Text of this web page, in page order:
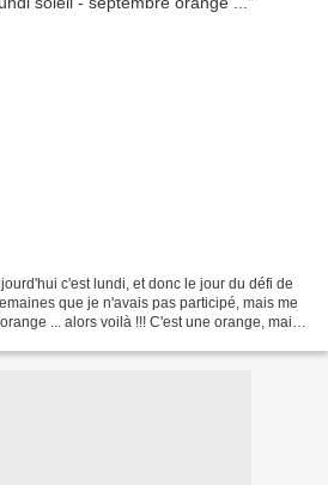
c'est lundi, et donc le jour du défi de
que je n'avais pas participé, mais me
... alors voilà !!! C'est une orange, mais